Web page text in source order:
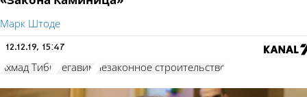
Марк Штоде
12.12.19, 15:47
Ахмад Тиби Регавим незаконное строительство